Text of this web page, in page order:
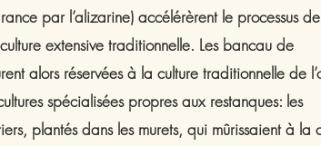
par l’alizarine) accélérèrent le processus de
extensive traditionnelle. Les bancau de
alors réservées à la culture traditionnelle de
spécialisées propres aux restanques: les
plantés dans les murets, qui mûrissaient à la